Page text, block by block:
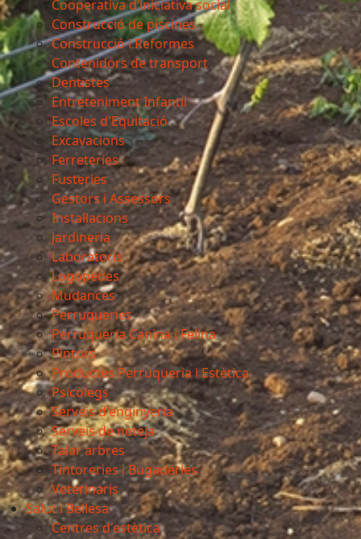
Cooperativa d’iniciativa social
Construcció de piscines
Construcció i Reformes
Contenidors de transport
Dentistes
Entreteniment Infantil
Escoles d'Equitació
Excavacions
Ferreteries
Fusteries
Gestors i Assessors
Instal·lacions
Jardineria
Laboratoris
Logopedes
Mudances
Perruqueries
Perruqueria Canina i Felina
Pintors
Productes Perruqueria i Estètica
Psicòlegs
Serveis d'enginyeria
Serveis de neteja
Talar arbres
Tintoreries i Bugaderies
Veterinaris
Salut i Bellesa
Centres d'estètica